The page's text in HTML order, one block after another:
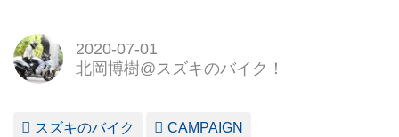
2020-07-01
北岡博樹@スズキのバイク！
スズキのバイク CAMPAIGN